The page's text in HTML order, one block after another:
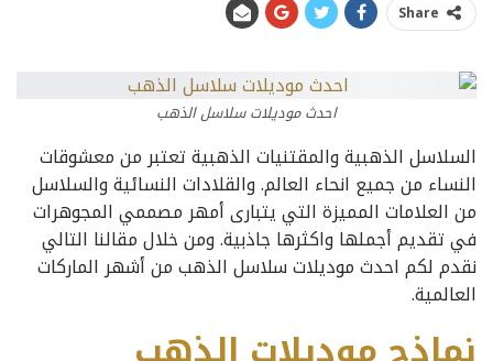
Share
احدث موديلات سلاسل الذهب
السلاسل الذهبية والمقتنيات الذهبية تعتبر من معشوقات
النساء من جميع انحاء العالم. والقلادات النسائية والسلاسل
من العلامات المميزة التي يتبارى أمهر مصممي المجوهرات
في تقديم أجملها واكثرها جاذبية. ومن خلال مقالنا التالي
نقدم لكم احدث موديلات سلاسل الذهب من أشهر الماركات
العالمية.